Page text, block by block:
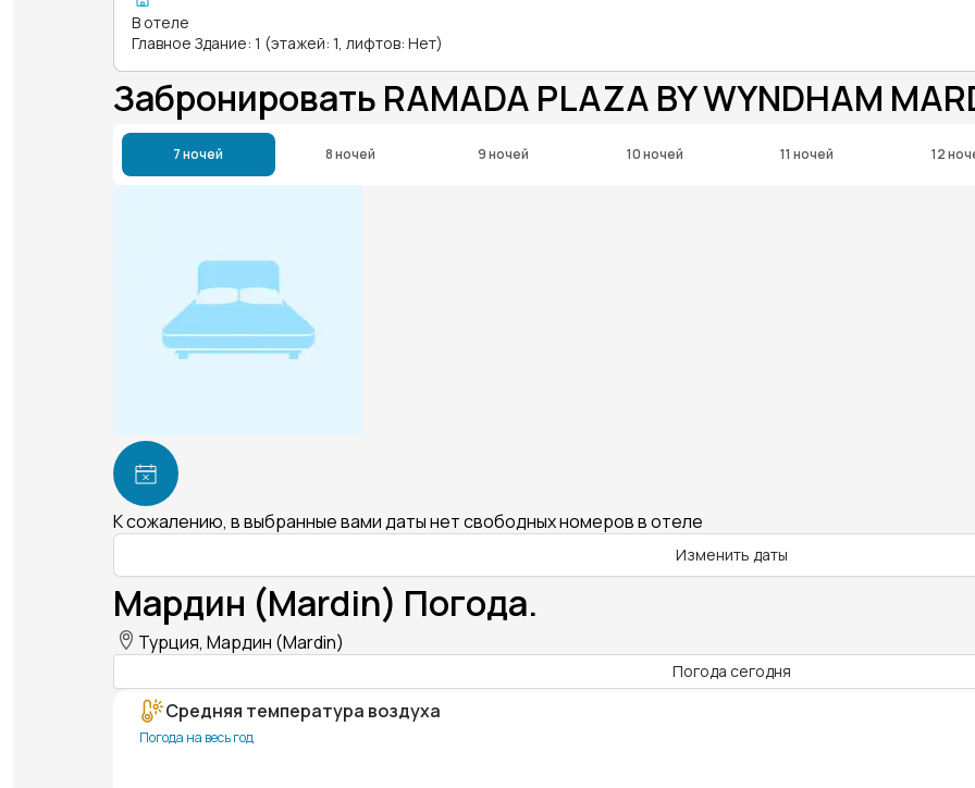
В отеле
Главное Здание: 1 (этажей: 1, лифтов: Нет)
Забронировать RAMADA PLAZA BY WYNDHAM
7 ночей 8 ночей 9 ночей 10 ночей 11 ночей 12
К сожалению, в выбранные вами даты нет свободных номеров в отеле
Изменить даты
Мардин (Mardin) Погода.
Турция, Мардин (Mardin)
Погода сегодня
Средняя температура воздуха
Погода на весь год